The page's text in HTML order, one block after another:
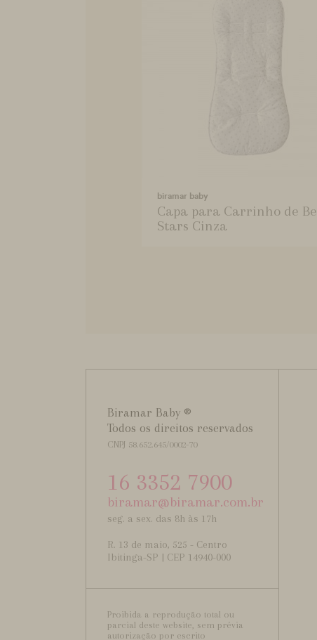
biramar baby
Capa para Carrinho de
Stars Cinza
Biramar Baby ®
Todos os direitos reservados
CNPJ 58.652.645/0002-70
16 3352 7900
biramar@biramar.com.br
seg. a sex. das 8h às 17h
R. 13 de maio, 525 - Centro
Ibitinga-SP | CEP 14940-000
Proibida a reprodução total ou
parcial deste website, sem prévia
autorização por escrito